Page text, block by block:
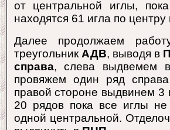
от центральной иглы,
находятся 61 игла по центру
Далее продолжаем
треугольник АДВ, выводя в
справа, слева выдвемем
провяжем один ряд
правой стороне выдвинем 3
20 рядов пока все иглы
одной центральной.